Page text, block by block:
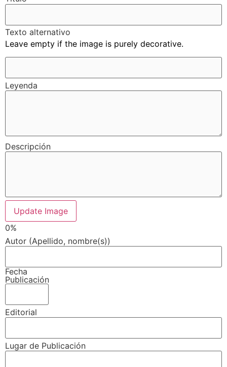
Texto alternativo
Leave empty if the image is purely decorative.
Leyenda
Descripción
Update Image
0%
Autor (Apellido, nombre(s))
Fecha
Publicación
Editorial
Lugar de Publicación